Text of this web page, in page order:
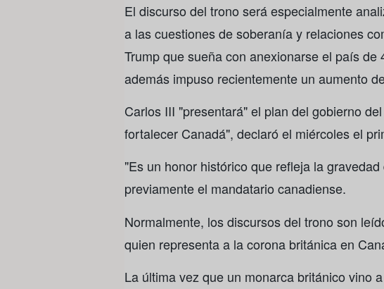
El discurso del trono será especialmente
a las cuestiones de soberanía y relaciones
Trump que sueña con anexionarse el país
además impuso recientemente un aumento
Carlos III "presentará" el plan del gobierno
fortalecer Canadá", declaró el miércoles el
"Es un honor histórico que refleja la
previamente el mandatario canadiense.
Normalmente, los discursos del trono son
quien representa a la corona británica en
La última vez que un monarca británico vino